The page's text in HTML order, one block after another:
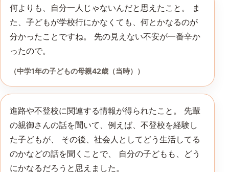
何よりも、自分一人じゃないんだと思えたこと。 ま
た、子どもが学校行にかなくても、何とかなるのが
分かったことですね。 先の見えない不安が一番辛か
ったので。
（中学1年の子どもの母親42歳（当時））
進路や不登校に関連する情報が得られたこと。 先輩
の親御さんの話を聞いて、例えば、不登校を経験し
た子どもが、 その後、社会人としてどう生活してる
のかなどの話を聞くことで、 自分の子どもも、どう
にかなるだろうと思えました。